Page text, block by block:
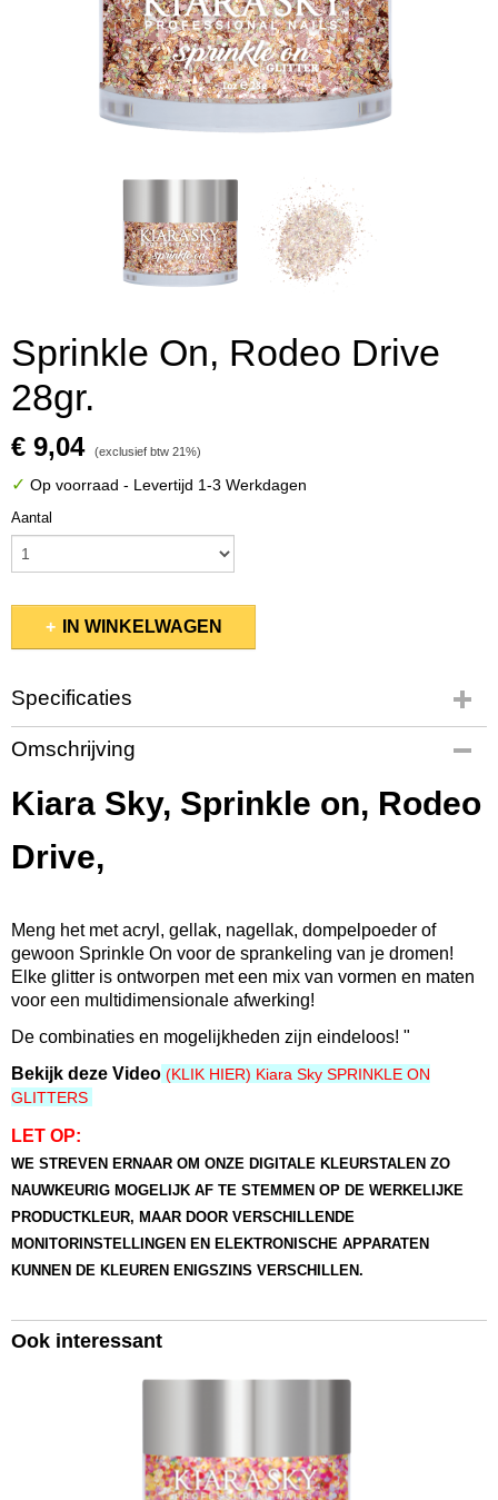
Sprinkle On, Rodeo Drive
28gr.
€ 9,04 (exclusief btw 21%)
✓ Op voorraad - Levertijd 1-3 Werkdagen
Aantal
IN WINKELWAGEN
Specificaties
Productcode
KSSP247
EAN code
600300692372
SP247
Afmetingen (l,b,h)
5 x 5 x 4,50 cm
Omschrijving
Kiara Sky, Sprinkle on, Rodeo
Drive,
Meng het met acryl, gellak, nagellak, dompelpoeder of
gewoon Sprinkle On voor de sprankeling van je dromen!
Elke glitter is ontworpen met een mix van vormen en maten
voor een multidimensionale afwerking!
De combinaties en mogelijkheden zijn eindeloos! "
Bekijk deze Video (KLIK HIER) Kiara Sky SPRINKLE ON
GLITTERS
LET OP:
WE STREVEN ERNAAR OM ONZE DIGITALE KLEURSTALEN ZO
NAUWKEURIG MOGELIJK AF TE STEMMEN OP DE WERKELIJKE
PRODUCTKLEUR, MAAR DOOR VERSCHILLENDE
MONITORINSTELLINGEN EN ELEKTRONISCHE APPARATEN
KUNNEN DE KLEUREN ENIGSZINS VERSCHILLEN.
Ook interessant